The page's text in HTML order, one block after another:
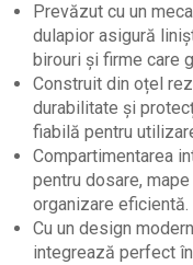
Prevăzut cu un
dulapior asigură
birouri și firme care
Construit din oțel
durabilitate și
fiabilă pentru
Compartimentarea
pentru dosare,
organizare eficientă.
Cu un design
integrează perfect